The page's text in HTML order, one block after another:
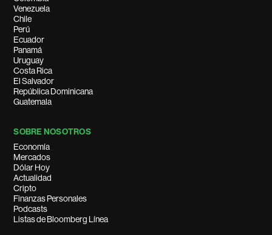
Venezuela
Chile
Perú
Ecuador
Panamá
Uruguay
Costa Rica
El Salvador
República Dominicana
Guatemala
SOBRE NOSOTROS
Economía
Mercados
Dólar Hoy
Actualidad
Cripto
Finanzas Personales
Podcasts
Listas de Bloomberg Línea